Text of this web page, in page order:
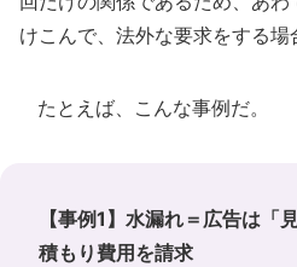
けこんで、法外な要求をする場
たとえば、こんな事例だ。
【事例1】水漏れ＝広告は「
積もり費用を請求